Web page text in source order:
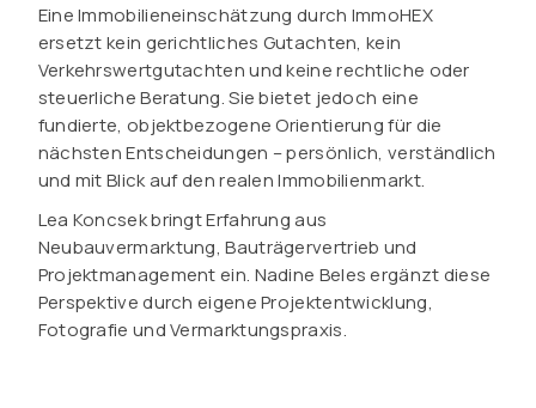
Eine Immobilieneinschätzung durch ImmoHEX
ersetzt kein gerichtliches Gutachten, kein
Verkehrswertgutachten und keine rechtliche oder
steuerliche Beratung. Sie bietet jedoch eine
fundierte, objektbezogene Orientierung für die
nächsten Entscheidungen – persönlich, verständlich
und mit Blick auf den realen Immobilienmarkt.
Lea Koncsek bringt Erfahrung aus
Neubauvermarktung, Bauträgervertrieb und
Projektmanagement ein. Nadine Beles ergänzt diese
Perspektive durch eigene Projektentwicklung,
Fotografie und Vermarktungspraxis.